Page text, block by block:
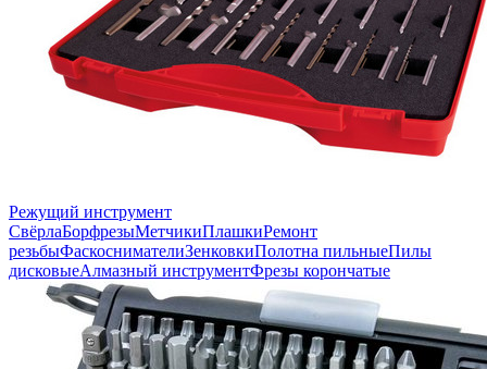
Режущий инструмент
СвёрлаБорфрезыМетчикиПлашкиРемонт
резьбыФаскоснимателиЗенковкиПолотна пильныеПилы
дисковыеАлмазный инструментФрезы корончатые